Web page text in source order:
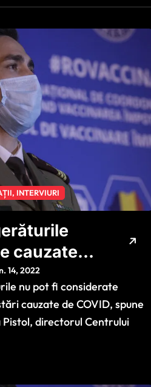
INTERVIURI
cauzate
Adrianei
lui Valeriu
14, 2022
nu pot fi considerate
cauzate de COVID, spune
directorul Centrului